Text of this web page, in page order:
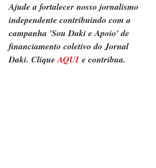
Ajude a fortalecer nosso jornalismo
independente contribuindo com a
campanha 'Sou Daki e Apoio' de
financiamento coletivo do Jornal
Daki. Clique AQUI e contribua.